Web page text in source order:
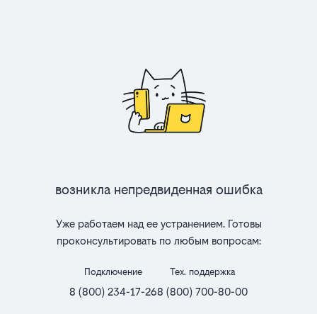
Возникла непредвиденная ошибка
Уже работаем над ее устранением. Готовы
проконсультировать по любым вопросам:
Подключение
8 (800) 234-17-26
Тех. поддержка
8 (800) 700-80-00